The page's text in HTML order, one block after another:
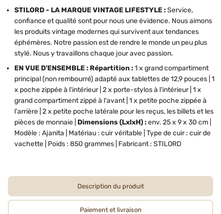
STILORD - LA MARQUE VINTAGE LIFESTYLE :Service,
confiance et qualité sont pour nous une évidence. Nous aimons
les produits vintage modernes qui survivent aux tendances
éphémères. Notre passion est de rendre le monde un peu plus
stylé. Nous y travaillons chaque jour avec passion.
EN VUE D'ENSEMBLE : Répartition :1 x grand compartiment
principal (non rembourré) adapté aux tablettes de 12,9 pouces | 1
x poche zippée à l'intérieur | 2 x porte-stylos à l'intérieur | 1 x
grand compartiment zippé à l'avant | 1 x petite poche zippée à
l'arrière | 2 x petite poche latérale pour les reçus, les billets et les
pièces de monnaie | Dimensions (LxlxH) :env. 25 x 9 x 30 cm |
Modèle : Ajanita | Matériau : cuir véritable | Type de cuir : cuir de
vachette | Poids : 850 grammes | Fabricant : STILORD
Description du produit
Paiement et livraison